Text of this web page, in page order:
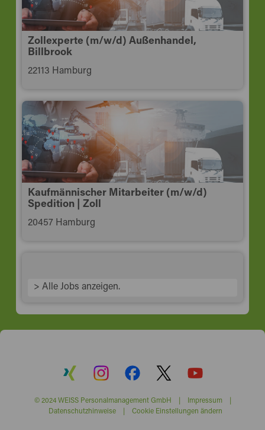
Zollexperte (m/w/d) Außenhandel,
Billbrook
22113 Hamburg
Kaufmännischer Mitarbeiter (m/w/d)
Spedition | Zoll
20457 Hamburg
> Alle Jobs anzeigen.
© 2024 WEISS Personalmanagement GmbH | Impressum|
Datenschutzhinweise| Cookie Einstellungen ändern